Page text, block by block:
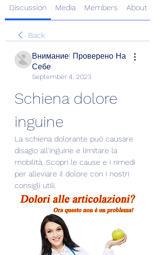
Discussion Media Members About
Back
Внимание! Проверено На
Себе
September 4, 2023
Schiena dolore
inguine
La schiena dolorante può causare
disagio all'inguine e limitare la
mobilità. Scopri le cause e i rimedi
per alleviare il dolore con i nostri
consigli utili.